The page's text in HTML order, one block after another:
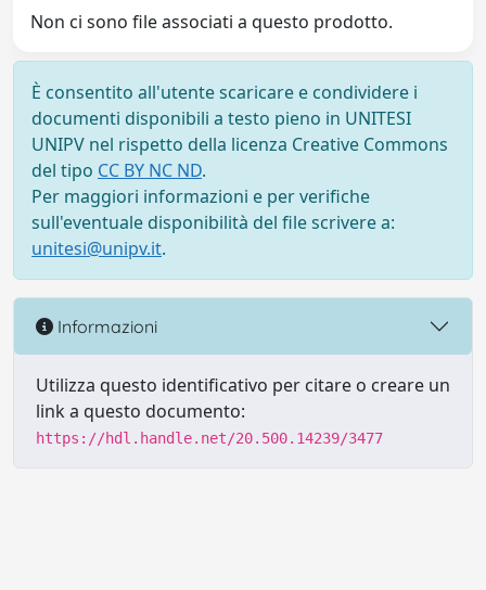
Non ci sono file associati a questo prodotto.
È consentito all'utente scaricare e condividere i
documenti disponibili a testo pieno in UNITESI
UNIPV nel rispetto della licenza Creative Commons
del tipo CC BY NC ND.
Per maggiori informazioni e per verifiche
sull'eventuale disponibilità del file scrivere a:
unitesi@unipv.it.
Informazioni
Utilizza questo identificativo per citare o creare un
link a questo documento:
https://hdl.handle.net/20.500.14239/3477